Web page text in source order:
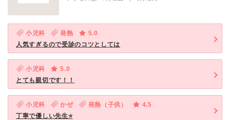
小児科 発熱
5.0
人気すぎるので受診のコツとしては
小児科
5.0
とても親切です！！
小児科 かぜ 発熱（子供）
4.5
丁寧で優しい先生⭐